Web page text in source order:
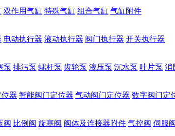
双作用气缸 特殊气缸 组合气缸 气缸附件
电动执行器 液动执行器 阀门执行器 开关执行器
泵 排污泵 螺杆泵 齿轮泵 液压泵 沉水泵 叶片泵 消
器 智能阀门定位器 气动阀门定位器 数字阀门定
阀 比例阀 旋塞阀 阀体及连接器附件 气控阀 伺服阀